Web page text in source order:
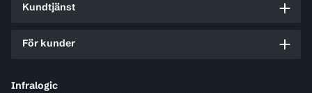
Infralogic
Kundtjänst
För kunder